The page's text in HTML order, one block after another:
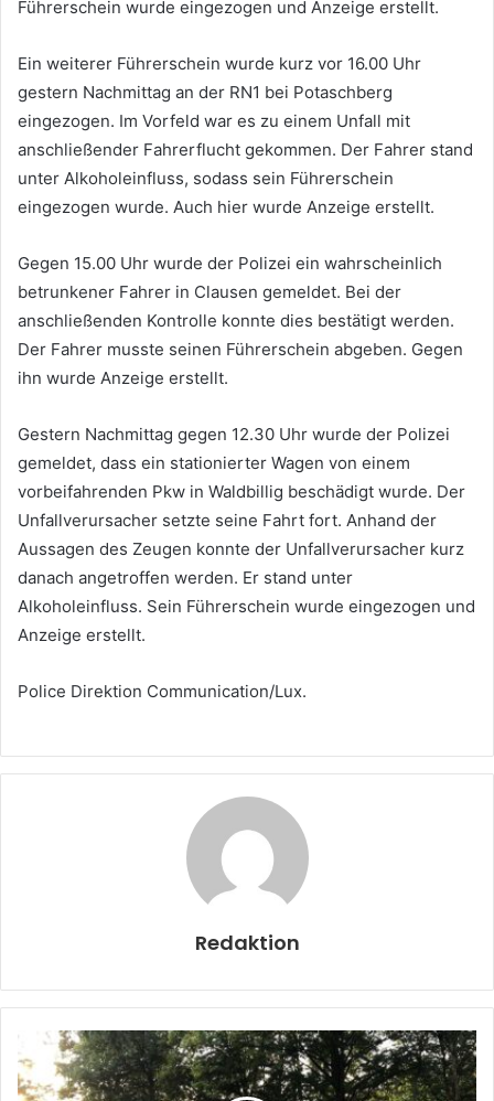
Führerschein wurde eingezogen und Anzeige erstellt.
Ein weiterer Führerschein wurde kurz vor 16.00 Uhr
gestern Nachmittag an der RN1 bei Potaschberg
eingezogen. Im Vorfeld war es zu einem Unfall mit
anschließender Fahrerflucht gekommen. Der Fahrer stand
unter Alkoholeinfluss, sodass sein Führerschein
eingezogen wurde. Auch hier wurde Anzeige erstellt.
Gegen 15.00 Uhr wurde der Polizei ein wahrscheinlich
betrunkener Fahrer in Clausen gemeldet. Bei der
anschließenden Kontrolle konnte dies bestätigt werden.
Der Fahrer musste seinen Führerschein abgeben. Gegen
ihn wurde Anzeige erstellt.
Gestern Nachmittag gegen 12.30 Uhr wurde der Polizei
gemeldet, dass ein stationierter Wagen von einem
vorbeifahrenden Pkw in Waldbillig beschädigt wurde. Der
Unfallverursacher setzte seine Fahrt fort. Anhand der
Aussagen des Zeugen konnte der Unfallverursacher kurz
danach angetroffen werden. Er stand unter
Alkoholeinfluss. Sein Führerschein wurde eingezogen und
Anzeige erstellt.
Police Direktion Communication/Lux.
Redaktion